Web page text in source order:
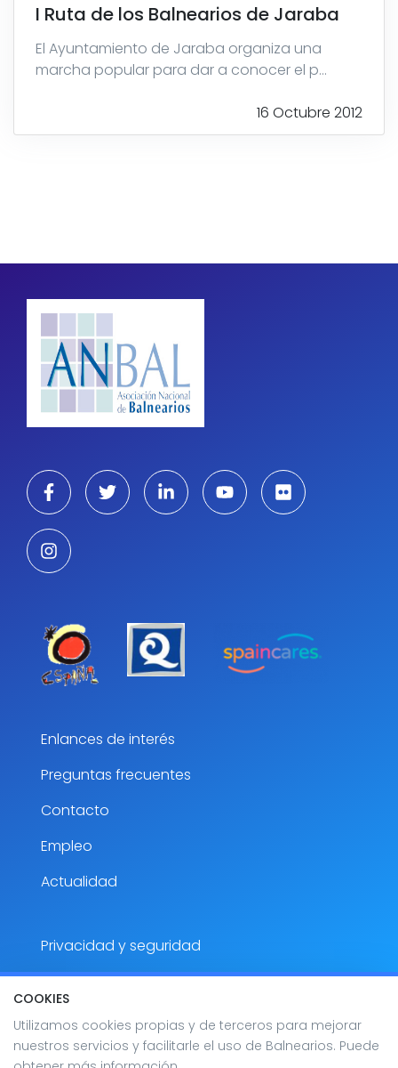
I Ruta de los Balnearios de Jaraba
El Ayuntamiento de Jaraba organiza una
marcha popular para dar a conocer el p...
16 Octubre 2012
Enlances de interés
Preguntas frecuentes
Contacto
Empleo
Actualidad
Privacidad y seguridad
Aviso Legal
Accesibilidad
Mapa del sitio
COOKIES
Utilizamos cookies propias y de terceros para mejorar
nuestros servicios y facilitarle el uso de Balnearios. Puede